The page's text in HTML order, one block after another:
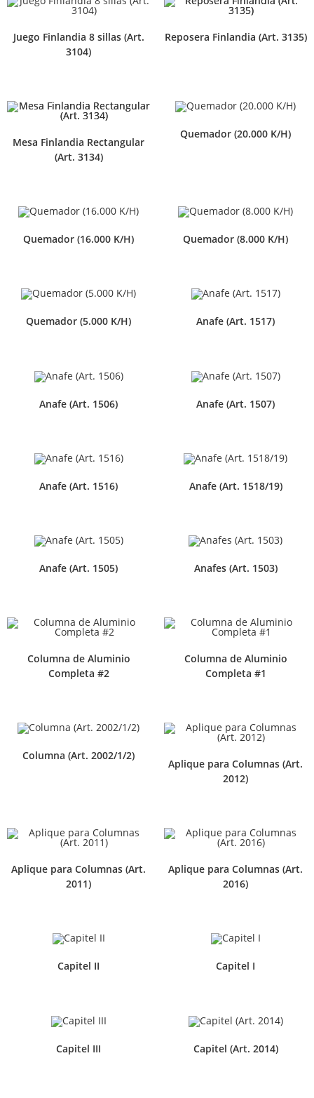
Juego Finlandia 8 sillas (Art.
3104)
Reposera Finlandia (Art. 3135)
Mesa Finlandia Rectangular
(Art. 3134)
Quemador (20.000 K/H)
Quemador (16.000 K/H) Quemador (8.000 K/H)
Quemador (5.000 K/H) Anafe (Art. 1517)
Anafe (Art. 1506) Anafe (Art. 1507)
Anafe (Art. 1516) Anafe (Art. 1518/19)
Anafe (Art. 1505) Anafes (Art. 1503)
Columna de Aluminio
Completa #2
Columna de Aluminio
Completa #1
Columna (Art. 2002/1/2)
Aplique para Columnas (Art.
2012)
Aplique para Columnas (Art.
2011)
Aplique para Columnas (Art.
2016)
Capitel II Capitel I
Capitel III Capitel (Art. 2014)